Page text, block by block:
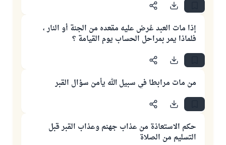
إذا مات العبد عُرض عليه مقعده من الجنة أو النار ،
فلماذا يمر بمراحل الحساب يوم القيامة ؟
من مات مرابطا في سبيل الله يأمن سؤال القبر
حكم الاستعاذة من عذاب جهنم وعذاب القبر قبل
التسليم من الصلاة